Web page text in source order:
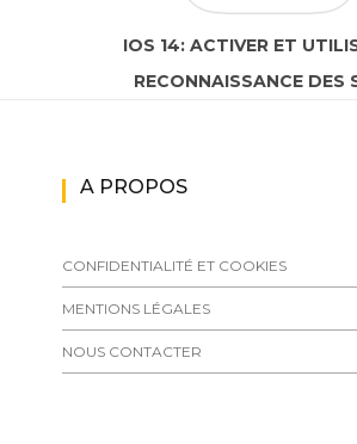
IOS 14: ACTIVER ET
RECONNAISSANCE DES
A PROPOS
CONFIDENTIALITÉ ET COOKIES
MENTIONS LÉGALES
NOUS CONTACTER